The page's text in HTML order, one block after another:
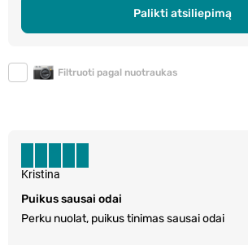
Palikti atsiliepimą
Filtruoti pagal nuotraukas
Puikus sausai odai
Perku nuolat, puikus tinimas sausai odai
Kristina